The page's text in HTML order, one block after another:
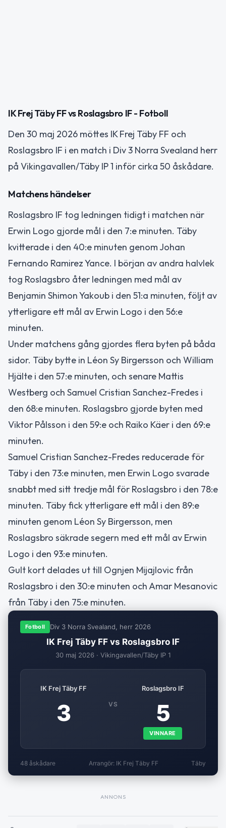
IK Frej Täby FF vs Roslagsbro IF - Fotboll
Den 30 maj 2026 möttes IK Frej Täby FF och
Roslagsbro IF i en match i Div 3 Norra Svealand herr
på Vikingavallen/Täby IP 1 inför cirka 50 åskådare.
Matchens händelser
Roslagsbro IF tog ledningen tidigt i matchen när
Erwin Logo gjorde mål i den 7:e minuten. Täby
kvitterade i den 40:e minuten genom Johan
Fernando Ramirez Yance. I början av andra halvlek
tog Roslagsbro åter ledningen med mål av
Benjamin Shimon Yakoub i den 51:a minuten, följt av
ytterligare ett mål av Erwin Logo i den 56:e
minuten.
Under matchens gång gjordes flera byten på båda
sidor. Täby bytte in Léon Sy Birgersson och William
Hjälte i den 57:e minuten, och senare Mattis
Westberg och Samuel Cristian Sanchez-Fredes i
den 68:e minuten. Roslagsbro gjorde byten med
Viktor Pålsson i den 59:e och Raiko Käer i den 69:e
minuten.
Samuel Cristian Sanchez-Fredes reducerade för
Täby i den 73:e minuten, men Erwin Logo svarade
snabbt med sitt tredje mål för Roslagsbro i den 78:e
minuten. Täby fick ytterligare ett mål i den 89:e
minuten genom Léon Sy Birgersson, men
Roslagsbro säkrade segern med ett mål av Erwin
Logo i den 93:e minuten.
Gult kort delades ut till Ognjen Mijajlovic från
Roslagsbro i den 30:e minuten och Amar Mesanovic
från Täby i den 75:e minuten.
Fotboll Div 3 Norra Svealand, herr 2026
IK Frej Täby FF vs Roslagsbro IF
30 maj 2026 · Vikingavallen/Täby IP 1
IK Frej Täby FF
3 VS
Roslagsbro IF
5
VINNARE
48 åskådare Arrangör: IK Frej Täby FF Täby
ANNONS